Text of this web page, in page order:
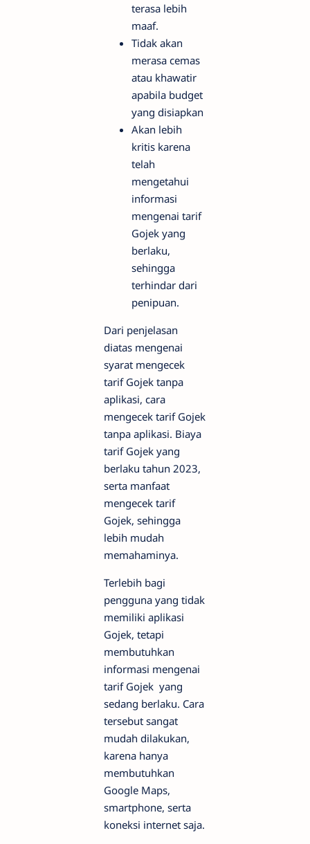
terasa lebih
maaf.
Tidak akan
merasa cemas
atau khawatir
apabila budget
yang disiapkan
Akan lebih
kritis karena
telah
mengetahui
informasi
mengenai tarif
Gojek yang
berlaku,
sehingga
terhindar dari
penipuan.
Dari penjelasan
diatas mengenai
syarat mengecek
tarif Gojek tanpa
aplikasi, cara
mengecek tarif Gojek
tanpa aplikasi. Biaya
tarif Gojek yang
berlaku tahun 2023,
serta manfaat
mengecek tarif
Gojek, sehingga
lebih mudah
memahaminya.
Terlebih bagi
pengguna yang tidak
memiliki aplikasi
Gojek, tetapi
membutuhkan
informasi mengenai
tarif Gojek yang
sedang berlaku. Cara
tersebut sangat
mudah dilakukan,
karena hanya
membutuhkan
Google Maps,
smartphone, serta
koneksi internet saja.